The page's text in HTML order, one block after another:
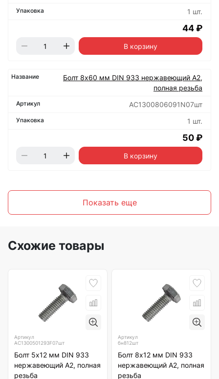
1 шт.
44 ₽
В корзину
Болт 8х60 мм DIN 933 нержавеющий А2,
полная резьба
АС1300806091N07шт
1 шт.
50 ₽
В корзину
Показать еще
Схожие товары
Артикул
АС1300501293F07шт
Болт 5х12 мм DIN 933
нержавеющий А2, полная
резьба
Артикул
бн812шт
Болт 8х12 мм DIN 933
нержавеющий А2, полная
резьба